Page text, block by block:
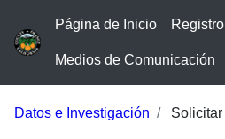
Página de Inicio Registro
Medios de Comunicación
Datos e Investigación